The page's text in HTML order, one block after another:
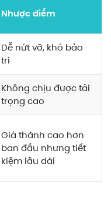
Nhược điểm
Dễ nứt vỡ, khó bảo
trì
Không chịu được tải
trọng cao
Giá thành cao hơn
ban đầu nhưng tiết
kiệm lâu dài